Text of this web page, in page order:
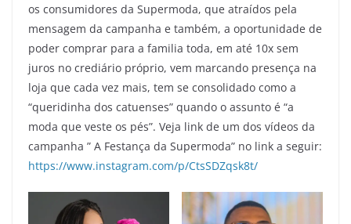
os consumidores da Supermoda, que atraídos pela
mensagem da campanha e também, a oportunidade de
poder comprar para a familia toda, em até 10x sem
juros no crediário próprio, vem marcando presença na
loja que cada vez mais, tem se consolidado como a
“queridinha dos catuenses” quando o assunto é “a
moda que veste os pés”. Veja link de um dos vídeos da
campanha ” A Festança da Supermoda” no link a seguir:
https://www.instagram.com/p/CtsSDZqsk8t/